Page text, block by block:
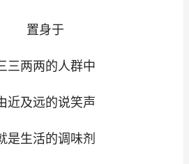
置身于
两两的人群中
及远的说笑声
生活的调味剂